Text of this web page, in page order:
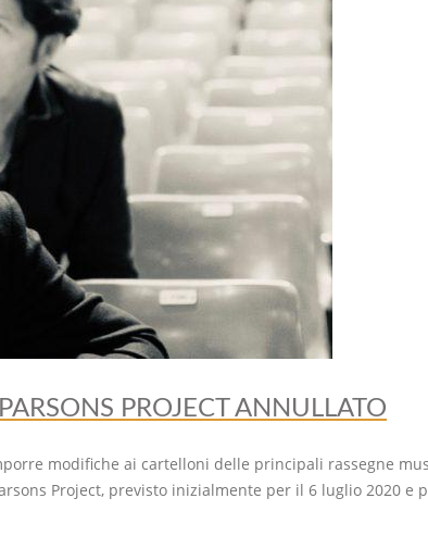
PROJECT ANNULLATO
modifiche ai cartelloni delle principali rassegne
Project, previsto inizialmente per il 6 luglio 2020 e